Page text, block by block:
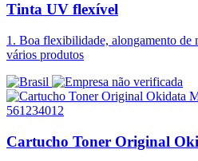
Tinta UV flexível
1. Boa flexibilidade, alongamento de
vários produtos
Cartucho Toner Original